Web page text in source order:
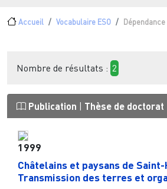
Fil d'Ariane
Accueil Vocabulaire ESO
Nombre de résultats : 2
Publication Thèse de doctorat
1999
Châtelains et paysans de
Transmission des terres et